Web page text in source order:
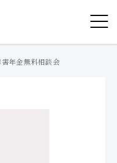
害年金無料相談会